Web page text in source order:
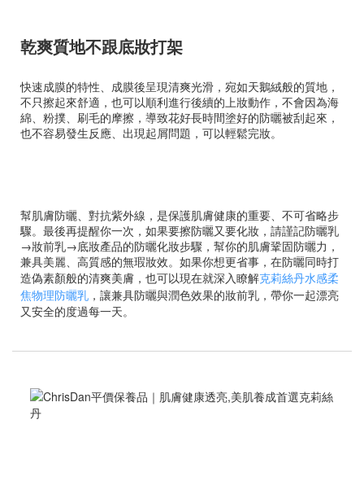
乾爽質地不跟底妝打架
快速成膜的特性、成膜後呈現清爽光滑，宛如天鵝絨般的質地，
不只擦起來舒適，也可以順利進行後續的上妝動作，不會因為海
綿、粉撲、刷毛的摩擦，導致花好長時間塗好的防曬被刮起來，
也不容易發生反應、出現起屑問題，可以輕鬆完妝。
幫肌膚防曬、對抗紫外線，是保護肌膚健康的重要、不可省略步
驟。最後再提醒你一次，如果要擦防曬又要化妝，請謹記防曬乳
→妝前乳→底妝產品的防曬化妝步驟，幫你的肌膚鞏固防曬力，
兼具美麗、高質感的無瑕妝效。如果你想更省事，在防曬同時打
造偽素顏般的清爽美膚，也可以現在就深入瞭解克莉絲丹水感柔
焦物理防曬乳 ，讓兼具防曬與潤色效果的妝前乳，帶你一起漂亮
又安全的度過每一天。